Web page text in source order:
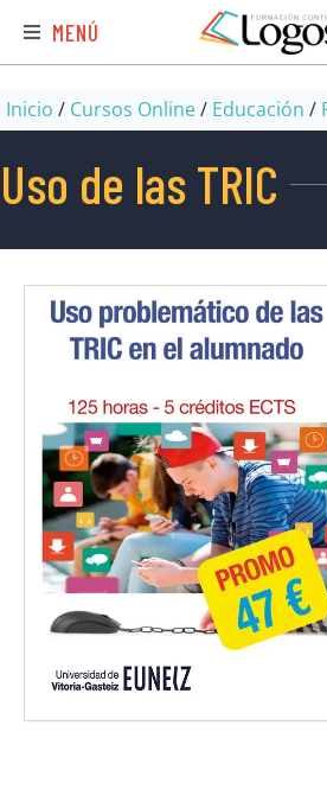
MENÚ
Inicio / Cursos Online/ Educación /
Uso de las TRIC